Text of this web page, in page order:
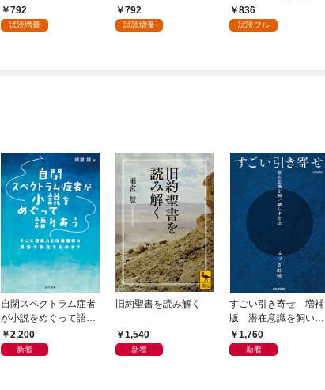
792
試読増量
792
試読増量
国編】 ０１
836
試読フル
自閉スペクトラム症者
が小説をめぐって語り
あう2,200
新着
旧約聖書を読み解く
1,540
新着
すごい引き寄せ 増補
版 潜在意識を飼い馴
らす方法
1,760
新着